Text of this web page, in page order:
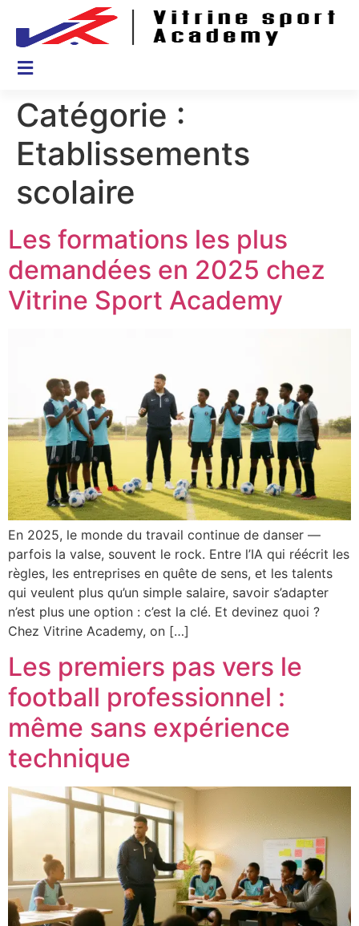
Catégorie :
Etablissements
scolaire
Les formations les plus
demandées en 2025 chez
Vitrine Sport Academy
En 2025, le monde du travail continue de danser —
parfois la valse, souvent le rock. Entre l’IA qui réécrit les
règles, les entreprises en quête de sens, et les talents
qui veulent plus qu’un simple salaire, savoir s’adapter
n’est plus une option : c’est la clé. Et devinez quoi ?
Chez Vitrine Academy, on […]
Les premiers pas vers le
football professionnel :
même sans expérience
technique